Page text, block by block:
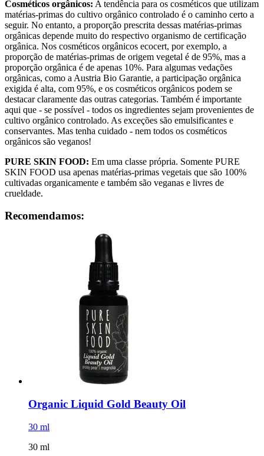
Cosméticos orgânicos: A tendência para os cosméticos que utilizam
matérias-primas do cultivo orgânico controlado é o caminho certo a
seguir. No entanto, a proporção prescrita dessas matérias-primas
orgânicas depende muito do respectivo organismo de certificação
orgânica. Nos cosméticos orgânicos ecocert, por exemplo, a
proporção de matérias-primas de origem vegetal é de 95%, mas a
proporção orgânica é de apenas 10%. Para algumas vedações
orgânicas, como a Austria Bio Garantie, a participação orgânica
exigida é alta, com 95%, e os cosméticos orgânicos podem se
destacar claramente das outras categorias. Também é importante
aqui que - se possível - todos os ingredientes sejam provenientes de
cultivo orgânico controlado. As exceções são emulsificantes e
conservantes. Mas tenha cuidado - nem todos os cosméticos
orgânicos são veganos!
PURE SKIN FOOD: Em uma classe própria. Somente PURE
SKIN FOOD usa apenas matérias-primas vegetais que são 100%
cultivadas organicamente e também são veganas e livres de
crueldade.
Recomendamos:
Organic Liquid Gold Beauty Oil
30 ml
30 ml